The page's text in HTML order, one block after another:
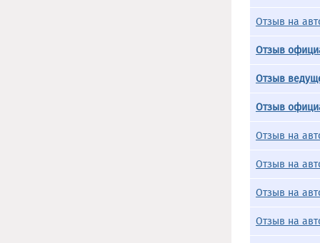
Отзыв на
Отзыв
Отзыв
Отзыв
Отзыв на
Отзыв на
Отзыв на
Отзыв на